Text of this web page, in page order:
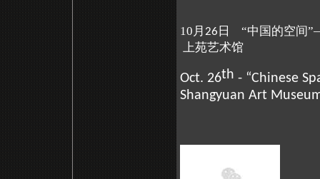
10月 26 日 “中国的空间
上苑艺术馆
Oct. 26th - “Chinese
Shangyuan Art